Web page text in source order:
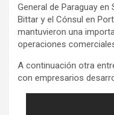
General de Paraguay en
Bittar y el Cónsul en
mantuvieron una
operaciones
A continuación otra
con empresarios